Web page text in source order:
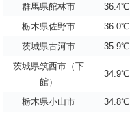
群馬県館林市
36.4℃
栃木県佐野市
36.0℃
茨城県古河市
35.9℃
茨城県筑西市（下
館）
34.9℃
栃木県小山市 34.8℃